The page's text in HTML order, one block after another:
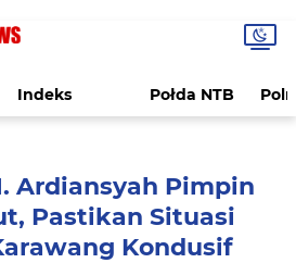
Indeks Połda NTB
Ardiansyah Pimpin
Pastikan Situasi
Kondusif